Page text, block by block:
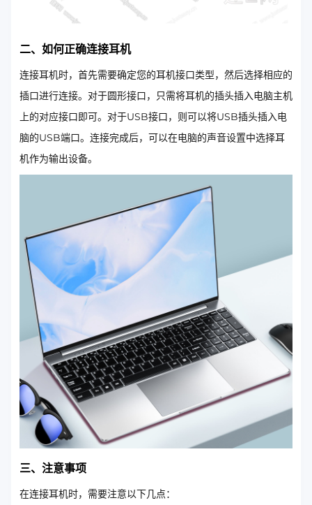
二、如何正确连接耳机
连接耳机时，首先需要确定您的耳机接口类型，然后选择相应的
插口进行连接。对于圆形接口，只需将耳机的插头插入电脑主机
上的对应接口即可。对于USB接口，则可以将USB插头插入电
脑的USB端口。连接完成后，可以在电脑的声音设置中选择耳
机作为输出设备。
三、注意事项
在连接耳机时，需要注意以下几点：